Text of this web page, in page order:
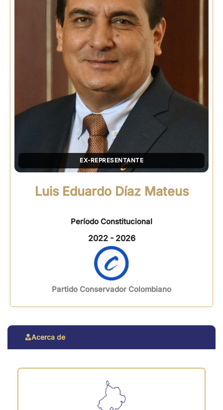
EX-REPRESENTANTE
Luis Eduardo Díaz Mateus
Período Constitucional
2022 - 2026
Partido Conservador Colombiano
Acerca de